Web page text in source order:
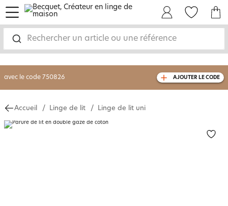
Rechercher un article ou une référence
menu
-30% sur votre commandedès 2 articles
livraison GRATUITEdès 110€ d'achat
avec le code 750826 AJOUTER LE CODE
Accueil Linge de lit Linge de lit uni